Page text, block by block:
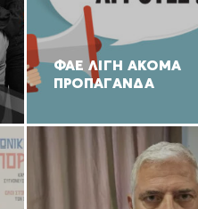
ΦΑΕ ΛΙΓΗ ΑΚΟΜΑ
ΠΡΟΠΑΓΑΝΔΑ